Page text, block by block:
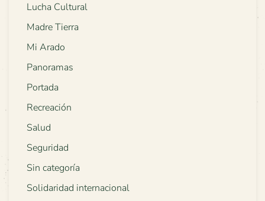
Lucha Cultural
Madre Tierra
Mi Arado
Panoramas
Portada
Recreación
Salud
Seguridad
Sin categoría
Solidaridad internacional